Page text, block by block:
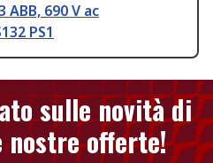
690 V ac
PS1
sulle novità di
nostre offerte!